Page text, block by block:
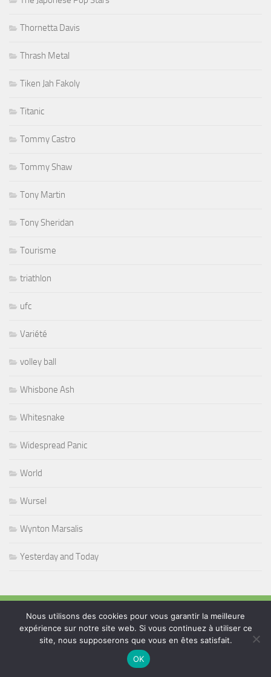
Thornetta Davis
Thrash Metal
Tiken Jah Fakoly
Titanic
Tommy Castro
Tommy Shaw
Tony Martin
Tony Sheridan
Tourisme
triathlon
ufc
Variété
volley ball
Whisbone Ash
Whitesnake
Widespread Panic
World
Wursel
Wynton Marsalis
Yesterday and Today
PLUSNous utilisons des cookies pour vous garantir la meilleure
expérience sur notre site web. Si vous continuez à utiliser ce
site, nous supposerons que vous en êtes satisfait.
OK